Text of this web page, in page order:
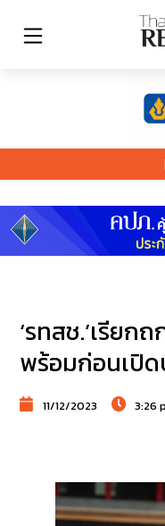
‘รทสช.’เรียก
พร้อมก่อนเปิ
11/12/2023 3:26